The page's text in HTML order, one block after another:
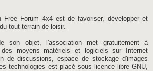
Free Forum 4x4 est de favoriser, développer et
tout-terrain de loisir.
son objet, l'association met gratuitement à
moyens matériels et logiciels sur Internet
de discussions, espace de stockage d'images
technologies est placé sous licence libre GNU,